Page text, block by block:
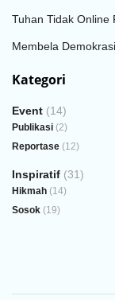
Tuhan Tidak Online
Membela
Kategori
Event (14)
Publikasi (2)
Reportase (12)
Inspiratif (31)
Hikmah (14)
Sosok (19)